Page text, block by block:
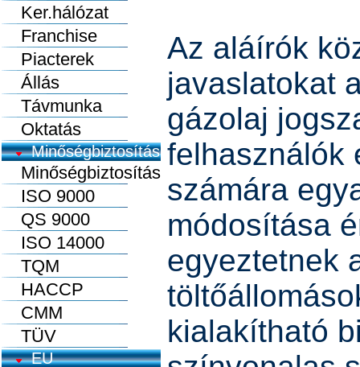
Ker.hálózat
Franchise
Piacterek
Állás
Távmunka
Oktatás
Minőségbiztosítás
Minőségbiztosítás
ISO 9000
QS 9000
ISO 14000
TQM
HACCP
CMM
TÜV
EU
Az aláírók
javaslatokat
gázolaj
felhasználók
számára
módosítása
egyeztetnek
kialakítható